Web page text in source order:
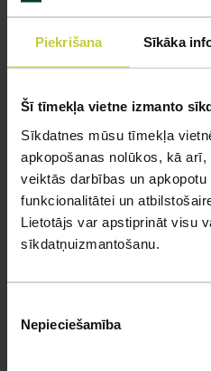
Piekrišana Sīkāka
Šī tīmekļa vietne izmanto
Sīkdatnes mūsu tīmekļa
apkopošanas nolūkos, kā
veiktās darbības un
funkcionalitātei un
Lietotājs var apstiprināt visu
sīkdatņuizmantošanu.
izvēle
Nepieciešamība
Mūsu eksperti spēs atbildēt
kaķis apēdis plēvi
Ja kaķim gadījies apēst
garnelēm kārbiņās
būt?Kā kaķis varētu